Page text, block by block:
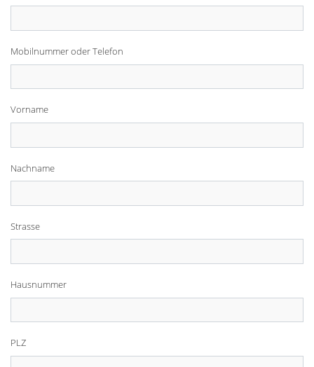
Mobilnummer oder Telefon
Vorname
Nachname
Strasse
Hausnummer
PLZ